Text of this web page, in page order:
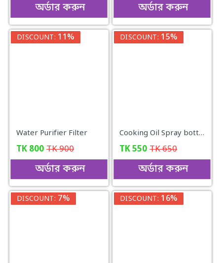
অর্ডার করুন অর্ডার করুন
DISCOUNT: 11%
Water Purifier Filter
TK 800 TK900
অর্ডার করুন
DISCOUNT: 15%
Cooking Oil Spray bottle
TK550 TK650
অর্ডার করুন
DISCOUNT: 7% DISCOUNT: 16%